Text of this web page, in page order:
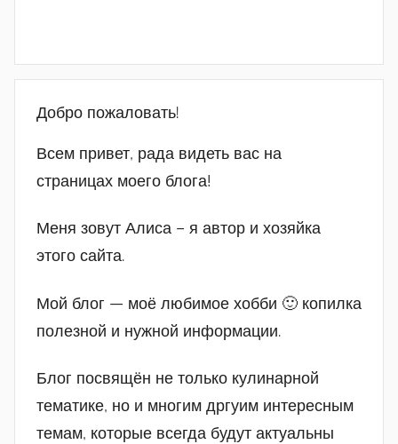
Добро пожаловать!
Всем привет, рада видеть вас на
страницах моего блога!
Меня зовут Алиса – я автор и хозяйка
этого сайта.
Мой блог — моё любимое хобби 🙂 копилка
полезной и нужной информации.
Блог посвящён не только кулинарной
тематике, но и многим дргуим интересным
темам, которые всегда будут актуальны